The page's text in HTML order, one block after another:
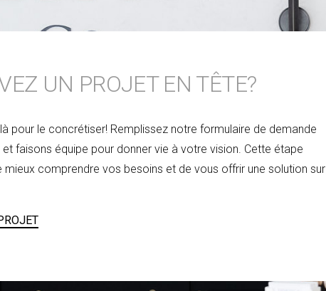
UN PROJET EN TÊTE?
pour le concrétiser! Remplissez notre formulaire de demande
faisons équipe pour donner vie à votre vision. Cette étape
mieux comprendre vos besoins et de vous offrir une solution sur